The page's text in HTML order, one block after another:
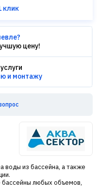
клик
цену!
и монтажу
воды из бассейна, а также
бассейны любых объемов,